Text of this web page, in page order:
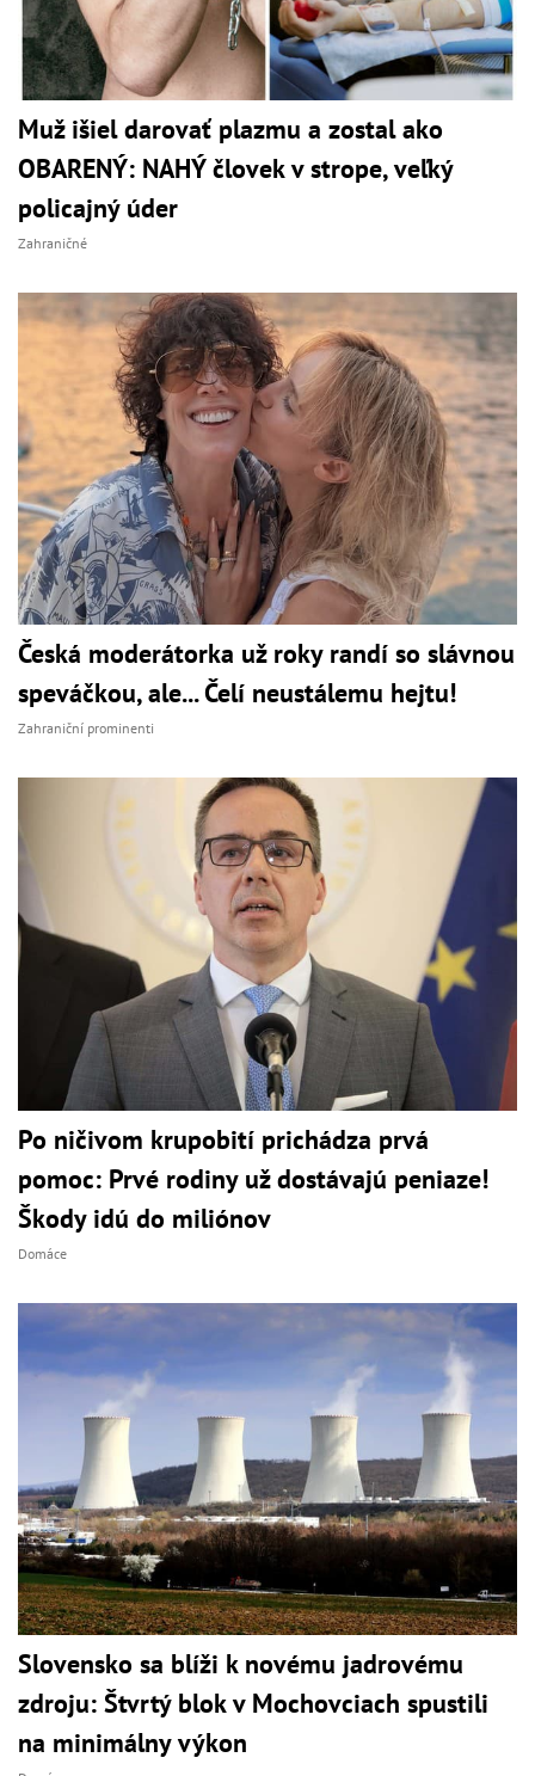
Muž išiel darovať plazmu a zostal ako
OBARENÝ: NAHÝ človek v strope, veľký
policajný úder
Zahraničné
Česká moderátorka už roky randí so slávnou
speváčkou, ale... Čelí neustálemu hejtu!
Zahraniční prominenti
Po ničivom krupobití prichádza prvá
pomoc: Prvé rodiny už dostávajú peniaze!
Škody idú do miliónov
Domáce
Slovensko sa blíži k novému jadrovému
zdroju: Štvrtý blok v Mochovciach spustili
na minimálny výkon